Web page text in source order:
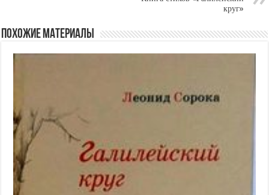
круг»
Похожие материалы